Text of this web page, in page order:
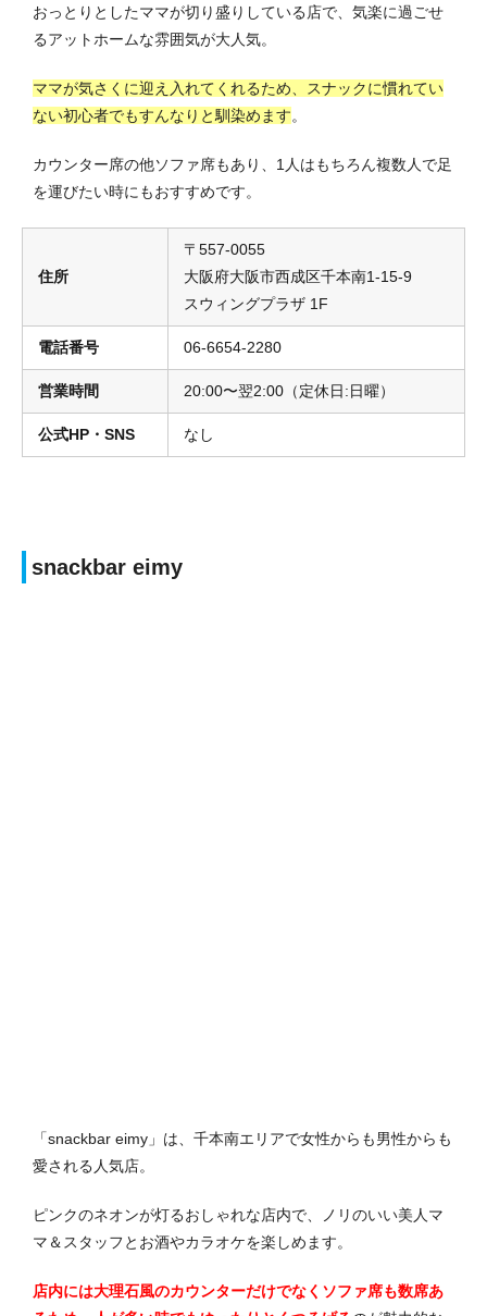
おっとりとしたママが切り盛りしている店で、気楽に過ごせ
るアットホームな雰囲気が大人気。
ママが気さくに迎え入れてくれるため、スナックに慣れてい
ない初心者でもすんなりと馴染めます。
カウンター席の他ソファ席もあり、1人はもちろん複数人で足
を運びたい時にもおすすめです。
住所
〒557-0055
大阪府大阪市西成区千本南1-15-9
スウィングプラザ 1F
電話番号 06-6654-2280
営業時間 20:00〜翌2:00（定休日:日曜）
公式HP・SNS なし
snackbar eimy
「snackbar eimy」は、千本南エリアで女性からも男性からも
愛される人気店。
ピンクのネオンが灯るおしゃれな店内で、ノリのいい美人マ
マ＆スタッフとお酒やカラオケを楽しめます。
店内には大理石風のカウンターだけでなくソファ席も数席あ